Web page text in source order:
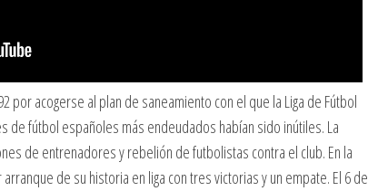
por acogerse al plan de saneamiento con el que la Liga de Fútbol
de fútbol españoles más endeudados habían sido inútiles. La
de entrenadores y rebelión de futbolistas contra el club. En la
de su historia en liga con tres victorias y un empate. El 6 de